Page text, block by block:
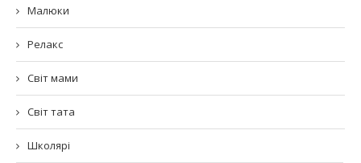
Малюки
Релакс
Світ мами
Світ тата
Школярі